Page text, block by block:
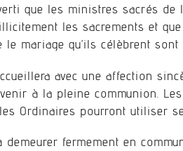
que les ministres sacrés de
les sacrements et
mariage qu’ils célèbrent sont
avec une affection
à la pleine communion.
Ordinaires pourront utiliser
fermement en